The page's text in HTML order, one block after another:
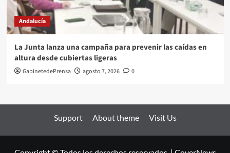
Andalucía
La Junta lanza una campaña para prevenir las caídas en
altura desde cubiertas ligeras
GabinetedePrensa agosto 7, 2026 0
Support About theme Visit Us